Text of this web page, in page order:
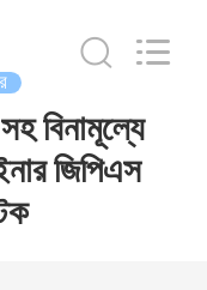
বিনামূল্যে
জিপিএস